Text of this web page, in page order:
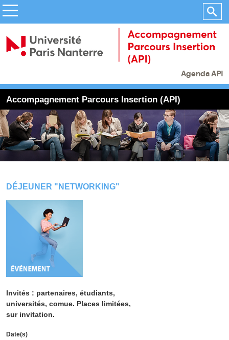
Agenda API
Accompagnement Parcours Insertion (API)
DÉJEUNER "NETWORKING"
Invités : partenaires, étudiants,
universités, comue. Places limitées,
sur invitation.
Date(s)